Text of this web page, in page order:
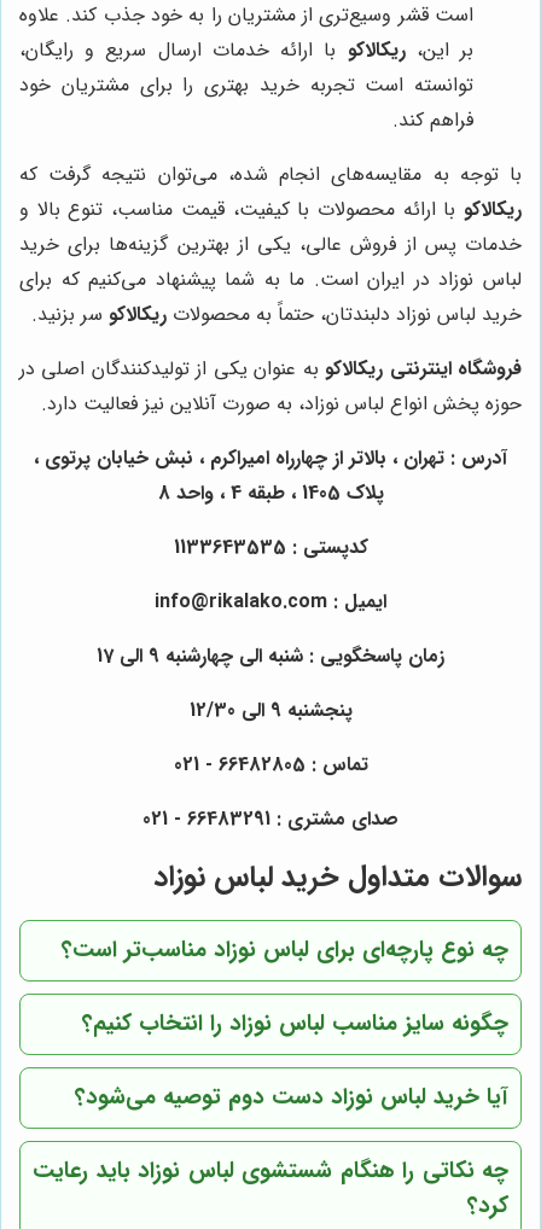
است قشر وسیع‌تری از مشتریان را به خود جذب کند. علاوه
بر این،ریکالاکو با ارائه خدمات ارسال سریع و رایگان،
توانسته است تجربه خرید بهتری را برای مشتریان خود
فراهم کند.
با توجه به مقایسه‌های انجام شده، می‌توان نتیجه گرفت که
ریکالاکو با ارائه محصولات با کیفیت، قیمت مناسب، تنوع بالا و
خدمات پس از فروش عالی، یکی از بهترین گزینه‌ها برای خرید
لباس نوزاد در ایران است. ما به شما پیشنهاد می‌کنیم که برای
خرید لباس نوزاد دلبندتان، حتماً به محصولات ریکالاکو سر بزنید.
فروشگاه اینترنتی ریکالاکوبه عنوان یکی از تولیدکنندگان اصلی در
حوزه پخش انواع لباس نوزاد، به صورت آنلاین نیز فعالیت دارد.
آدرس : تهران ، بالاتر از چهارراه امیراکرم ، نبش خیابان پرتوی ،
پلاک 1405 ، طبقه 4 ، واحد 8
کدپستی : 1133643535
ایمیل : info@rikalako.com
زمان پاسخگویی : شنبه الی چهارشنبه 9 الی 17
پنجشنبه 9 الی 12/30
تماس : 66482805 - 021
صدای مشتری : 66483291 - 021
سوالات متداول خرید لباس نوزاد
چه نوع پارچه‌ای برای لباس نوزاد مناسب‌تر است؟
چگونه سایز مناسب لباس نوزاد را انتخاب کنیم؟
آیا خرید لباس نوزاد دست دوم توصیه می‌شود؟
چه نکاتی را هنگام شستشوی لباس نوزاد باید رعایت
کرد؟